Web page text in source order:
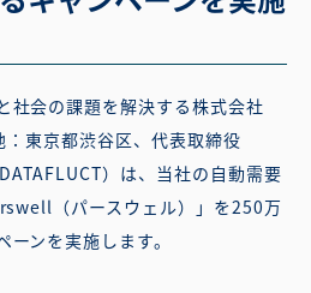
社会の課題を解決する株式会社
：東京都渋谷区、代表取締役
）は、当社の自動需要
（パースウェル）」を250万
ンを実施します。